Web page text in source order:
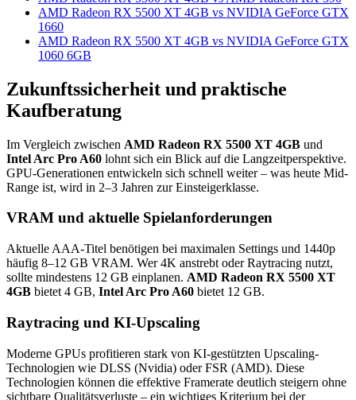
AMD Radeon RX 5500 XT 4GB vs NVIDIA GeForce GTX
1660
AMD Radeon RX 5500 XT 4GB vs NVIDIA GeForce GTX
1060 6GB
Zukunftssicherheit und praktische
Kaufberatung
Im Vergleich zwischen AMD Radeon RX 5500 XT 4GB und
Intel Arc Pro A60 lohnt sich ein Blick auf die Langzeitperspektive.
GPU-Generationen entwickeln sich schnell weiter – was heute Mid-
Range ist, wird in 2–3 Jahren zur Einsteigerklasse.
VRAM und aktuelle Spielanforderungen
Aktuelle AAA-Titel benötigen bei maximalen Settings und 1440p
häufig 8–12 GB VRAM. Wer 4K anstrebt oder Raytracing nutzt,
sollte mindestens 12 GB einplanen. AMD Radeon RX 5500 XT
4GB bietet 4 GB, Intel Arc Pro A60 bietet 12 GB.
Raytracing und KI-Upscaling
Moderne GPUs profitieren stark von KI-gestützten Upscaling-
Technologien wie DLSS (Nvidia) oder FSR (AMD). Diese
Technologien können die effektive Framerate deutlich steigern ohne
sichtbare Qualitätsverluste – ein wichtiges Kriterium bei der